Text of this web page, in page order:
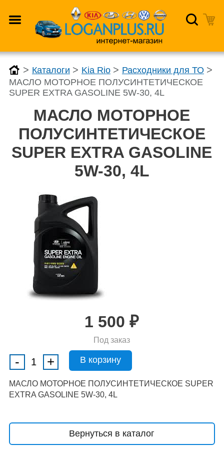
> Каталоги > Kia Rio > Расходники для ТО >
МАСЛО МОТОРНОЕ ПОЛУСИНТЕТИЧЕСКОЕ
SUPER EXTRA GASOLINE 5W-30, 4L
МАСЛО МОТОРНОЕ
ПОЛУСИНТЕТИЧЕСКОЕ
SUPER EXTRA GASOLINE
5W-30, 4L
1 500₽
Под заказ
- +
МАСЛО МОТОРНОЕ ПОЛУСИНТЕТИЧЕСКОЕ SUPER
EXTRA GASOLINE 5W-30, 4L
Вернуться в каталог